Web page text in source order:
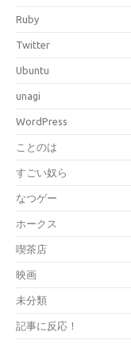
Ruby
Twitter
Ubuntu
unagi
WordPress
ことのは
すごい奴ら
なつゲー
ホークス
喫茶店
映画
未分類
記事に反応！